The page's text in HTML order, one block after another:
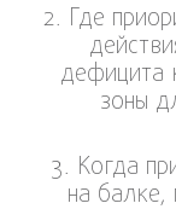
2. Где
дефицита
зоны
3. Когда
на балке,